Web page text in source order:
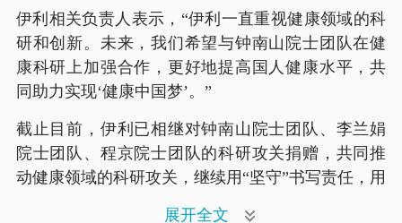
伊利相关负责人表示，“伊利一直重视健康领域的科
研和创新。未来，我们希望与钟南山院士团队在健
康科研上加强合作，更好地提高国人健康水平，共
同助力实现‘健康中国梦’。”
截止目前，伊利已相继对钟南山院士团队、李兰娟
院士团队、程京院士团队的科研攻关捐赠，共同推
动健康领域的科研攻关，继续用“坚守”书写责任，用
展开全文